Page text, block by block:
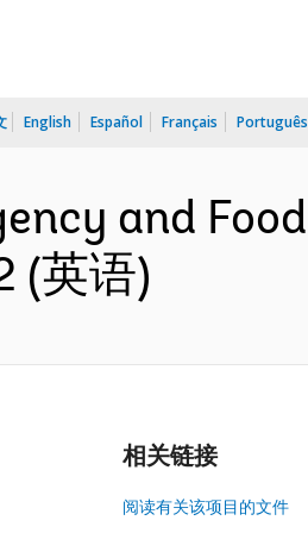
English Español Français Português
and Food
(英语)
相关链接
阅读有关该项目的文件